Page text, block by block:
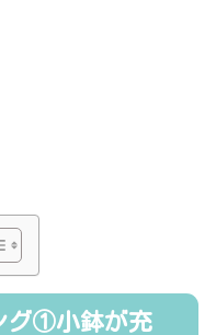
グ①小鉢が充